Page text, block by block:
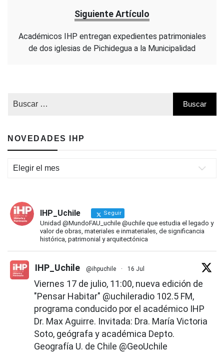
Siguiente Artículo
Académicos IHP entregan expedientes patrimoniales
de dos iglesias de Pichidegua a la Municipalidad
NOVEDADES IHP
Novedades
IHP_Uchile Seguir
Unidad @MundoFAU_uchile @uchile que estudia el legado y
valor de obras, materiales e inmateriales, de significancia
histórica, patrimonial y arquitectónica
IHP_Uchile @ihpuchile · 16 Jul
Viernes 17 de julio, 11:00, nueva edición de
"Pensar Habitar" @uchileradio 102.5 FM,
programa conducido por el académico IHP
Dr. Max Aguirre. Invitada: Dra. María Victoria
Soto, geógrafa y académica Depto.
Geografía U. de Chile @GeoUchile